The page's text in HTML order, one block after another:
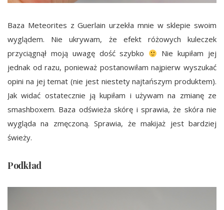
Baza Meteorites z Guerlain urzekła mnie w sklepie swoim
wyglądem. Nie ukrywam, że efekt różowych kuleczek
przyciągnął moją uwagę dość szybko
Nie kupiłam jej
jednak od razu, ponieważ postanowiłam najpierw wyszukać
opini na jej temat (nie jest niestety najtańszym produktem).
Jak widać ostatecznie ją kupiłam i używam na zmianę ze
smashboxem. Baza odświeża skórę i sprawia, że skóra nie
wygląda na zmęczoną. Sprawia, że makijaż jest bardziej
świeży.
Podkład